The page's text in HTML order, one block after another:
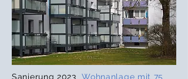
Sanierung 2023 Wohnanlage mit 75